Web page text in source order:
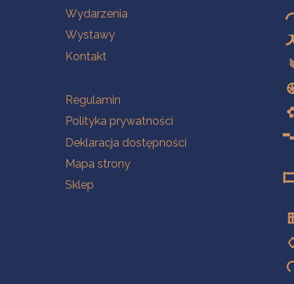
Wydarzenia
Wystawy
Kontakt
Na skróty
Regulamin
Polityka prywatności
Deklaracja dostępności
Mapa strony
Sklep